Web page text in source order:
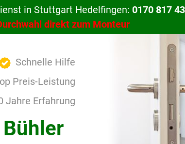
in Stuttgart Hedelfingen: 0170 817
direkt zum Monteur
Schnelle Hilfe
Preis-Leistung
Jahre Erfahrung
Bühler